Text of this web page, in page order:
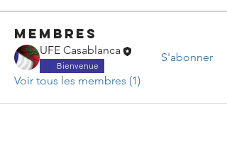
membres
UFE Casablanca
Bienvenue
S'abonner
Voir tous les membres (1)